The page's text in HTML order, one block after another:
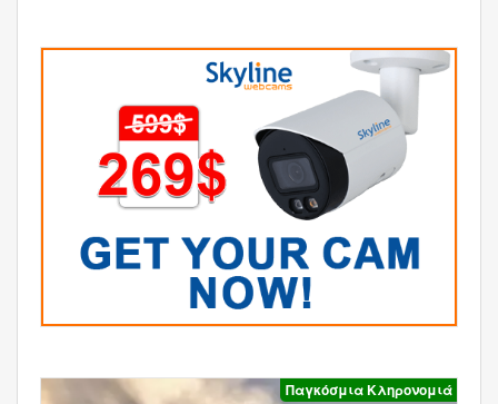
Παγκόσμια Κληρονομιά